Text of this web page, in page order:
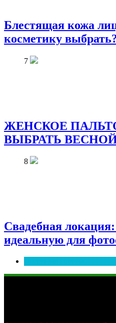
Блестящая кожа
косметику
7
ЖЕНСКОЕ
ВЫБРАТЬ
8
Свадебная
идеальную для